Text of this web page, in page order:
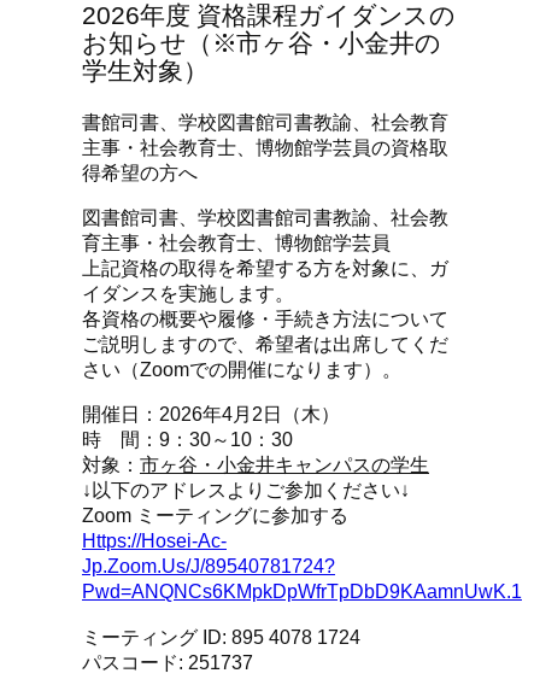
2026年度 資格課程ガイダンスの
お知らせ（※市ヶ谷・小金井の
学生対象）
書館司書、学校図書館司書教諭、社会教育
主事・社会教育士、博物館学芸員の資格取
得希望の方へ
図書館司書、学校図書館司書教諭、社会教
育主事・社会教育士、博物館学芸員
上記資格の取得を希望する方を対象に、ガ
イダンスを実施します。
各資格の概要や履修・手続き方法について
ご説明しますので、希望者は出席してくだ
さい（Zoomでの開催になります）。
開催日：2026年4月2日（木）
時 間：9：30～10：30
対象： 市ヶ谷・小金井キャンパスの学生
↓以下のアドレスよりご参加ください↓
Zoom ミーティングに参加する
Https://hosei-Ac-
Jp.zoom.us/j/89540781724?
Pwd=ANQNCs6KMpkDpWfrTpDbD9KAamnUwK.1
ミーティング ID: 895 4078 1724
パスコード: 251737